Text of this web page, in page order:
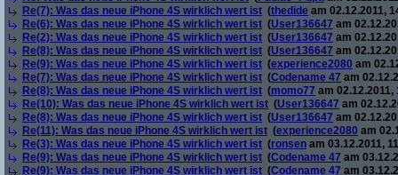
Re(7): Was das neue iPhone 4S wirklich wert ist (thedide am 02.12.2011,
Re(6): Was das neue iPhone 4S wirklich wert ist (User136647 am
Re(2): Was das neue iPhone 4S wirklich wert ist (User136647 am
Re(8): Was das neue iPhone 4S wirklich wert ist (User136647 am
Re(9): Was das neue iPhone 4S wirklich wert ist (experience2080 am
Re(7): Was das neue iPhone 4S wirklich wert ist (Codename 47 am
Re(8): Was das neue iPhone 4S wirklich wert ist (momo77 am 02.12.2011,
Re(10): Was das neue iPhone 4S wirklich wert ist (User136647 am
Re(8): Was das neue iPhone 4S wirklich wert ist (User136647 am
Re(11): Was das neue iPhone 4S wirklich wert ist (experience2080 am
Re(3): Was das neue iPhone 4S wirklich wert ist (ronsen am 03.12.2011,
Re(9): Was das neue iPhone 4S wirklich wert ist (Codename 47 am
Re(9): Was das neue iPhone 4S wirklich wert ist (Codename 47 am